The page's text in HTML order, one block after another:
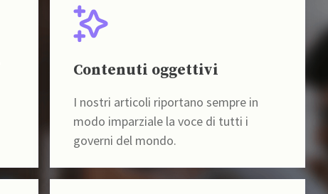
Contenuti oggettivi
I nostri articoli riportano sempre in
modo imparziale la voce di tutti i
governi del mondo.